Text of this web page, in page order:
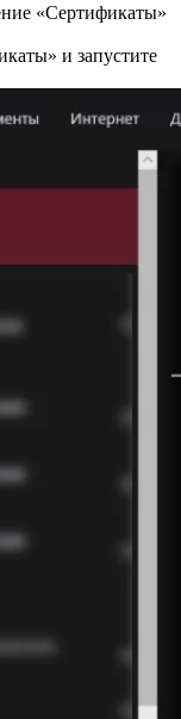
«Сертификаты»
и запустите